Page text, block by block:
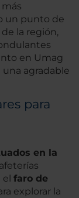
un punto de
la región,
en Umag
agradable
para
en la
faro de
explorar la